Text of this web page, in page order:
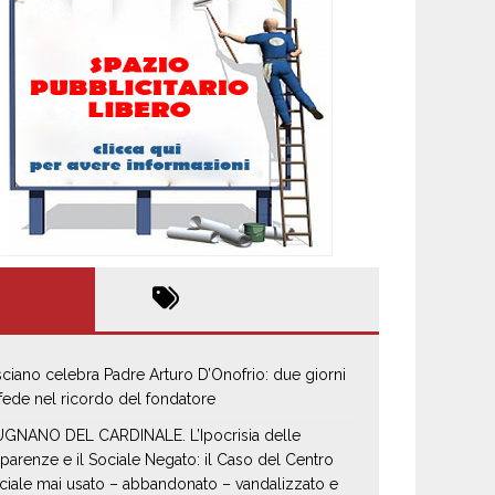
celebra Padre Arturo D’Onofrio: due giorni
nel ricordo del fondatore
DEL CARDINALE. L’Ipocrisia delle
e il Sociale Negato: il Caso del Centro
mai usato – abbandonato – vandalizzato e